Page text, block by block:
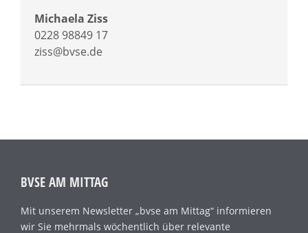
Michaela Ziss
0228 98849 17
ziss@bvse.de
BVSE AM MITTAG
Mit unserem Newsletter „bvse am Mittag“ informieren
wir Sie mehrmals wöchentlich über relevante